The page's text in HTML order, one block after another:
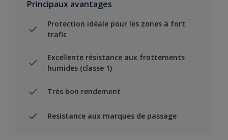
Principaux avantages
Protection idéale pour les zones à fort
trafic
Excellente résistance aux frottements
humides (classe 1)
Très bon rendement
Resistance aux marques de passage